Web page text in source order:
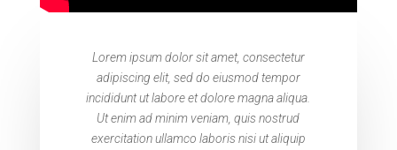
Lorem ipsum dolor sit amet, consectetur
adipiscing elit, sed do eiusmod tempor
incididunt ut labore et dolore magna aliqua.
Ut enim ad minim veniam, quis nostrud
exercitation ullamco laboris nisi ut aliquip